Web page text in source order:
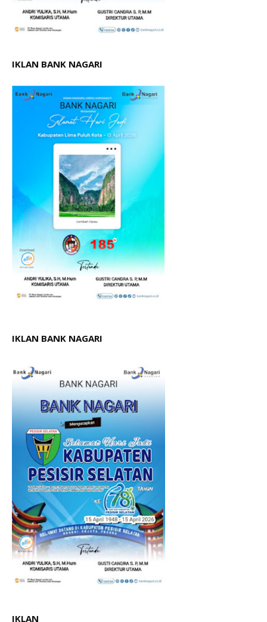
IKLAN BANK NAGARI
IKLAN BANK NAGARI
IKLAN